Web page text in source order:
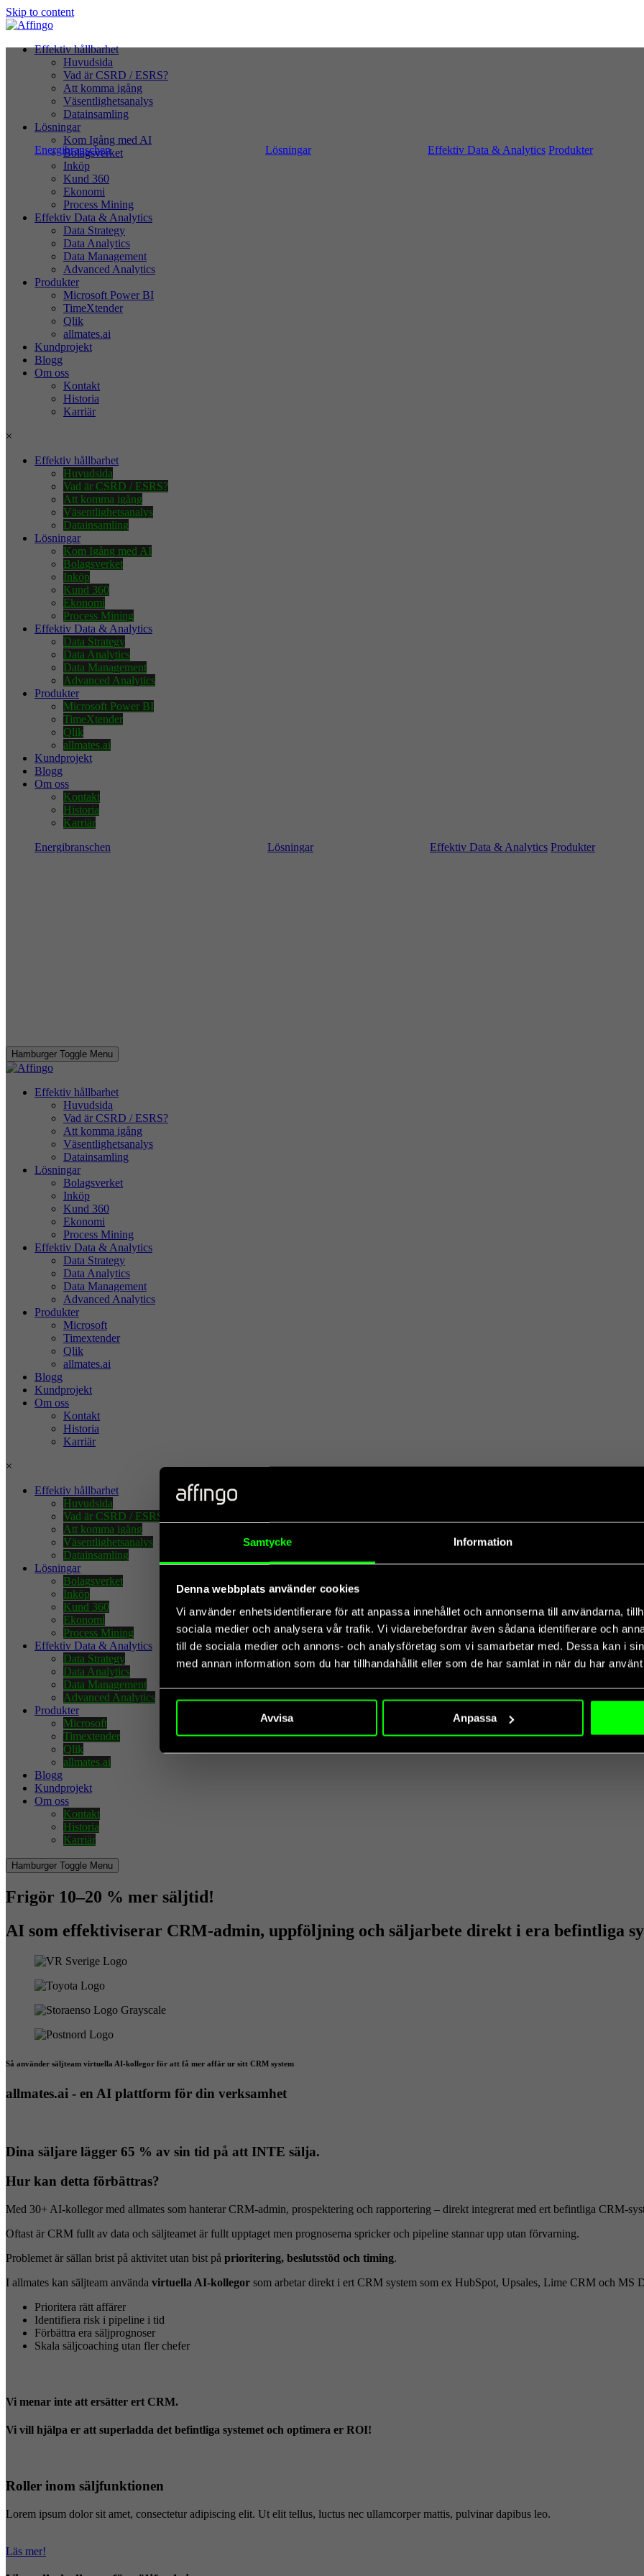
Samtycke Information
Denna webbplats använder cookies
Vi använder enhetsidentifierare för att anpassa innehållet och annonserna till användarna,
sociala medier och analysera vår trafik. Vi vidarebefordrar även sådana identifierare och
till de sociala medier och annons- och analysföretag som vi samarbetar med. Dessa kan i
med annan information som du har tillhandahållit eller som de har samlat in när du har
Avvisa Anpassa
Skip to content
Effektiv hållbarhet
Huvudsida
Vad är CSRD / ESRS?
Att komma igång
Väsentlighetsanalys
Datainsamling
Lösningar
Kom Igång med AI
Bolagsverket
Inköp
Kund 360
Ekonomi
Process Mining
Effektiv Data & Analytics
Data Strategy
Data Analytics
Data Management
Advanced Analytics
Produkter
Microsoft Power BI
TimeXtender
Qlik
allmates.ai
Kundprojekt
Blogg
Om oss
Kontakt
Historia
Karriär
×
Effektiv hållbarhet
Huvudsida
Vad är CSRD / ESRS?
Att komma igång
Väsentlighetsanalys
Datainsamling
Lösningar
Kom Igång med AI
Bolagsverket
Inköp
Kund 360
Ekonomi
Process Mining
Effektiv Data & Analytics
Data Strategy
Data Analytics
Data Management
Advanced Analytics
Produkter
Microsoft Power BI
TimeXtender
Qlik
allmates.ai
Kundprojekt
Blogg
Om oss
Kontakt
Historia
Karriär
Energibranschen
Lösningar Effektiv Data & Analytics Produkter
Hamburger Toggle Menu
Effektiv hållbarhet
Huvudsida
Vad är CSRD / ESRS?
Att komma igång
Väsentlighetsanalys
Datainsamling
Lösningar
Bolagsverket
Inköp
Kund 360
Ekonomi
Process Mining
Effektiv Data & Analytics
Data Strategy
Data Analytics
Data Management
Advanced Analytics
Produkter
Microsoft
Timextender
Qlik
allmates.ai
Blogg
Kundprojekt
Om oss
Kontakt
Historia
Karriär
×
Effektiv hållbarhet
Huvudsida
Vad är CSRD / ESRS?
Att komma igång
Väsentlighetsanalys
Datainsamling
Lösningar
Bolagsverket
Inköp
Kund 360
Ekonomi
Process Mining
Effektiv Data & Analytics
Data Strategy
Data Analytics
Data Management
Advanced Analytics
Produkter
Microsoft
Timextender
Qlik
allmates.ai
Blogg
Kundprojekt
Om oss
Kontakt
Historia
Karriär
Energibranschen Lösningar Effektiv Data & Analytics Produkter
Hamburger Toggle Menu
Frigör 10–20 % mer säljtid!
AI som effektiviserar CRM-admin, uppföljning och säljarbete direkt i era befintliga
Så använder säljteam virtuella AI-kollegor för att få mer affär ur sitt CRM system
allmates.ai - en AI plattform för din verksamhet
Dina säljare lägger 65 % av sin tid på att INTE sälja.
Hur kan detta förbättras?
Med 30+ AI-kollegor med allmates som hanterar CRM-admin, prospektering och rapportering – direkt integrerat med ert befintliga CRM-
Oftast är CRM fullt av data och säljteamet är fullt upptaget men prognoserna spricker och pipeline stannar upp utan förvarning.
Problemet är sällan brist på aktivitet utan bist på prioritering, beslutsstöd och timing.
I allmates kan säljteam använda virtuella AI-kollegor som arbetar direkt i ert CRM system som ex HubSpot, Upsales, Lime CRM och MS
Prioritera rätt affärer
Identifiera risk i pipeline i tid
Förbättra era säljprognoser
Skala säljcoaching utan fler chefer
Vi menar inte att ersätter ert CRM.
Vi vill hjälpa er att superladda det befintliga systemet och optimera er ROI!
Roller inom säljfunktionen
Lorem ipsum dolor sit amet, consectetur adipiscing elit. Ut elit tellus, luctus nec ullamcorper mattis, pulvinar dapibus leo.
Läs mer!